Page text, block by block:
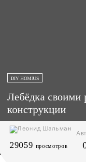
DIY HOMIUS
Лебёдка своими
конструкции
29059 просмотров